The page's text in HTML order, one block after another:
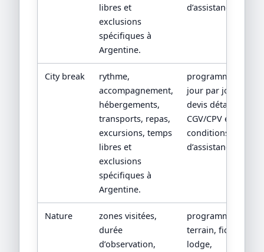
libres et
exclusions
spécifiques à
Argentine.
d’assistance.
City break
rythme,
accompagnement,
hébergements,
transports, repas,
excursions, temps
libres et
exclusions
spécifiques à
Argentine.
programme
jour par jour,
devis détaillé,
CGV/CPV et
conditions
d’assistance.
Nature
zones visitées,
durée
d’observation,
programme
terrain, fiche
lodge,